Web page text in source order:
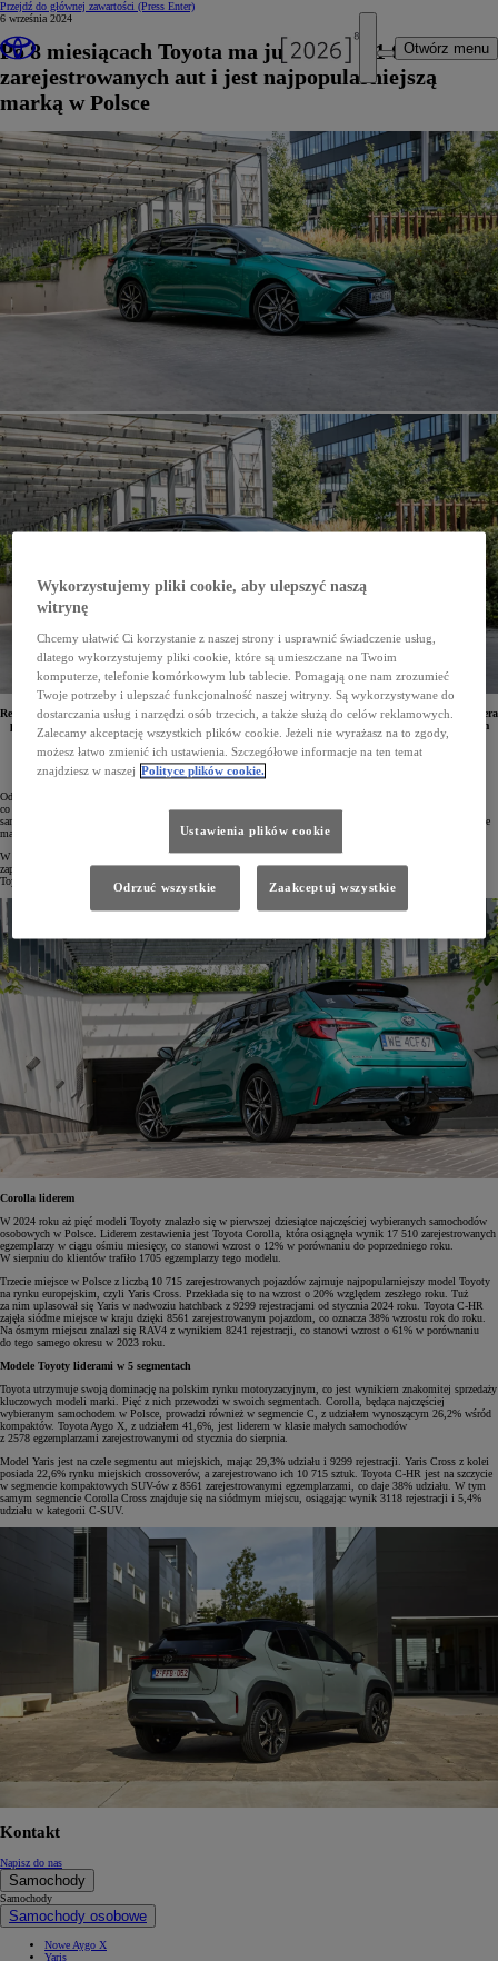
Przejdź do głównej zawartości (Press Enter)
Otwórz menu
6 września 2024
Po 8 miesiącach Toyota ma już ponad 71 000
zarejestrowanych aut i jest najpopularniejszą
marką w Polsce
Rejestracja 71 284 aut osobowych i dostawczych w ciągu 8 ostatnich miesięcy daje Toyocie pozycję lidera
polskiego rynku motoryzacyjnego i wzrost o 13% w porównaniu do tego samego okresu w ubiegłym
roku. Najchętniej wybieranym samochodem marki jest Corolla, a pięć modeli przewodzi w swoich
segmentach.
Od stycznia do sierpnia 2024 roku zarejestrowano w Polsce 71 284 samochody osobowe i dostawcze Toyoty,
co oznacza wzrost o 13% rok do roku. Tym samym Toyota zdobyła 17,8% udziału w polskim rynku
samochodowym, umacniając swoją dominującą pozycję z większą liczbą rejestracji pojazdów niż dwie kolejne
marki razem wzięte.
W samym tylko sierpniu liczba zarejestrowanych przez Toyotę pojazdów wyniosła 7725, co ponownie
zapewniło marce pierwsze miejsce na rynku. Zarówno firmy, jak i klienci indywidualni najchętniej wybierali
Toyotę, odbierając odpowiednio 4967 i 2758 nowych aut.
Corolla liderem
W 2024 roku aż pięć modeli Toyoty znalazło się w pierwszej dziesiątce najczęściej wybieranych samochodów
osobowych w Polsce. Liderem zestawienia jest Toyota Corolla, która osiągnęła wynik 17 510 zarejestrowanych
egzemplarzy w ciągu ośmiu miesięcy, co stanowi wzrost o 12% w porównaniu do poprzedniego roku.
W sierpniu do klientów trafiło 1705 egzemplarzy tego modelu.
Trzecie miejsce w Polsce z liczbą 10 715 zarejestrowanych pojazdów zajmuje najpopularniejszy model Toyoty
na rynku europejskim, czyli Yaris Cross. Przekłada się to na wzrost o 20% względem zeszłego roku. Tuż
za nim uplasował się Yaris w nadwoziu hatchback z 9299 rejestracjami od stycznia 2024 roku. Toyota C-HR
zajęła siódme miejsce w kraju dzięki 8561 zarejestrowanym pojazdom, co oznacza 38% wzrostu rok do roku.
Na ósmym miejscu znalazł się RAV4 z wynikiem 8241 rejestracji, co stanowi wzrost o 61% w porównaniu
do tego samego okresu w 2023 roku.
Modele Toyoty liderami w 5 segmentach
Toyota utrzymuje swoją dominację na polskim rynku motoryzacyjnym, co jest wynikiem znakomitej sprzedaży
kluczowych modeli marki. Pięć z nich przewodzi w swoich segmentach. Corolla, będąca najczęściej
wybieranym samochodem w Polsce, prowadzi również w segmencie C, z udziałem wynoszącym 26,2% wśród
kompaktów. Toyota Aygo X, z udziałem 41,6%, jest liderem w klasie małych samochodów
z 2578 egzemplarzami zarejestrowanymi od stycznia do sierpnia.
Model Yaris jest na czele segmentu aut miejskich, mając 29,3% udziału i 9299 rejestracji. Yaris Cross z kolei
posiada 22,6% rynku miejskich crossoverów, a zarejestrowano ich 10 715 sztuk. Toyota C-HR jest na szczycie
w segmencie kompaktowych SUV-ów z 8561 zarejestrowanymi egzemplarzami, co daje 38% udziału. W tym
samym segmencie Corolla Cross znajduje się na siódmym miejscu, osiągając wynik 3118 rejestracji i 5,4%
udziału w kategorii C-SUV.
Kontakt
Napisz do nas
Samochody
Samochody
Samochody osobowe
Nowe Aygo X
Yaris
Wykorzystujemy pliki cookie, aby ulepszyć naszą
witrynę
Chcemy ułatwić Ci korzystanie z naszej strony i usprawnić świadczenie usług,
dlatego wykorzystujemy pliki cookie, które są umieszczane na Twoim
komputerze, telefonie komórkowym lub tablecie. Pomagają one nam zrozumieć
Twoje potrzeby i ulepszać funkcjonalność naszej witryny. Są wykorzystywane do
dostarczania usług i narzędzi osób trzecich, a także służą do celów reklamowych.
Zalecamy akceptację wszystkich plików cookie. Jeżeli nie wyrażasz na to zgody,
możesz łatwo zmienić ich ustawienia. Szczegółowe informacje na ten temat
znajdziesz w naszej Polityce plików cookie.
Ustawienia plików cookie
Odrzuć wszystkie Zaakceptuj wszystkie